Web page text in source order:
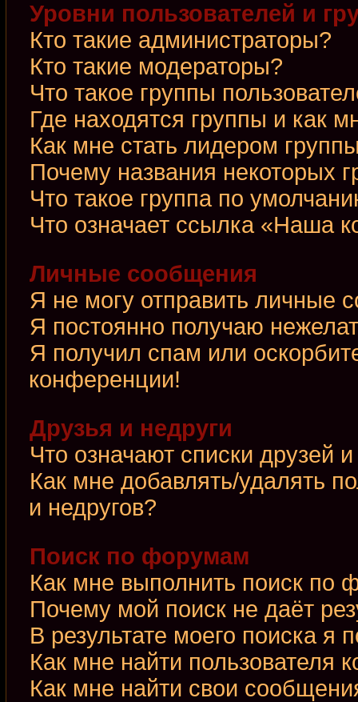
Уровни пользователей и
Кто такие администраторы?
Кто такие модераторы?
Что такое группы
Где находятся группы и как
Как мне стать лидером
Почему названия некоторых
Что такое группа по
Что означает ссылка «Наша
Личные сообщения
Я не могу отправить личные
Я постоянно получаю
Я получил спам или
конференции!
Друзья и недруги
Что означают списки друзей
Как мне добавлять/удалять
и недругов?
Поиск по форумам
Как мне выполнить поиск
Почему мой поиск не даёт
В результате моего поиска я
Как мне найти пользователя
Как мне найти свои